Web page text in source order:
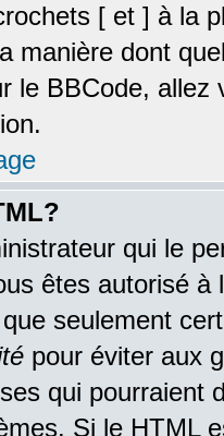
[ et ] à la
manière dont
le BBCode,
qui le
êtes autorisé à
seulement
pour éviter aux
qui pourraient
Si le HTML